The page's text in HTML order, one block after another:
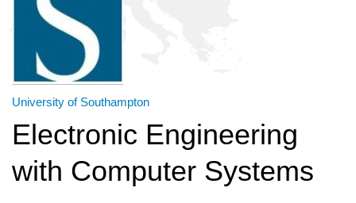
University of Southampton
Electronic Engineering
with Computer Systems